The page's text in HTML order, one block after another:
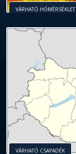
VÁRHATÓ HŐMÉRSÉKLET
VÁRHATÓ CSAPADÉK